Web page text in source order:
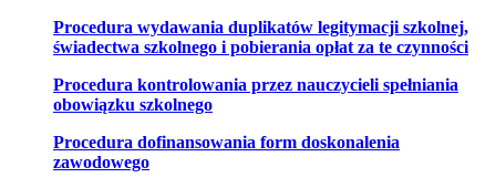
Procedura wydawania duplikatów legitymacji szkolnej,
świadectwa szkolnego i pobierania opłat za te czynności
Procedura kontrolowania przez nauczycieli spełniania
obowiązku szkolnego
Procedura dofinansowania form doskonalenia
zawodowego